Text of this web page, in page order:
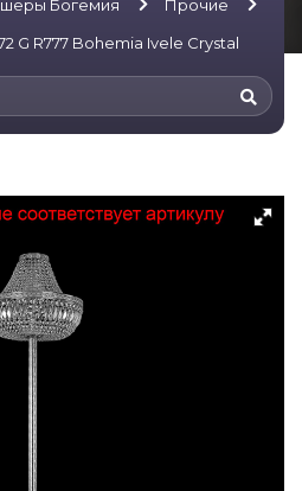
Богемия
Прочие
G R777 Bohemia Ivele Crystal